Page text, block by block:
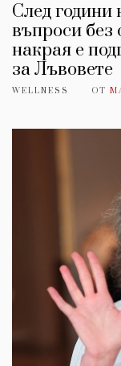
След години
въпроси без
накрая е
за Лъвовете
WELLNESS ОТ